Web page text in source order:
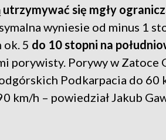
utrzymywać się mgły
wyniesie od minus 1
ok. 5 do 10 stopni na
porywisty. Porywy w Zatoce
Podkarpacia do 60
km/h – powiedział Jakub